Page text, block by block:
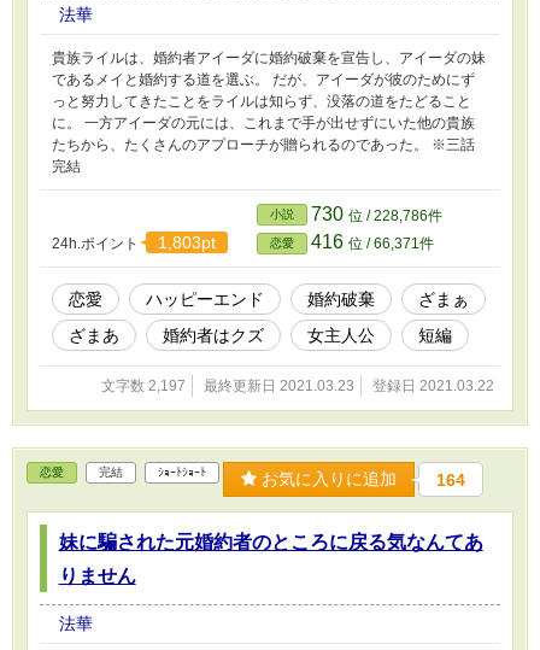
法華
貴族ライルは、婚約者アイーダに婚約破棄を宣告し、アイーダの妹
であるメイと婚約する道を選ぶ。 だが、アイーダが彼のためにず
っと努力してきたことをライルは知らず、没落の道をたどること
に。 一方アイーダの元には、これまで手が出せずにいた他の貴族
たちから、たくさんのアプローチが贈られるのであった。 ※三話
完結
24h.ポイント 1,803pt
小説 730 位 / 228,786件
恋愛 416 位 / 66,371件
恋愛 ハッピーエンド 婚約破棄
ざまぁ
ざまあ
婚約者はクズ 女主人公 短編
文字数 2,197 最終更新日 2021.03.23 登録日 2021.03.22
恋愛 完結 ｼｮｰﾄｼｮｰﾄ お気に入りに追加 164
妹に騙された元婚約者のところに戻る気なんてあ
りません
法華